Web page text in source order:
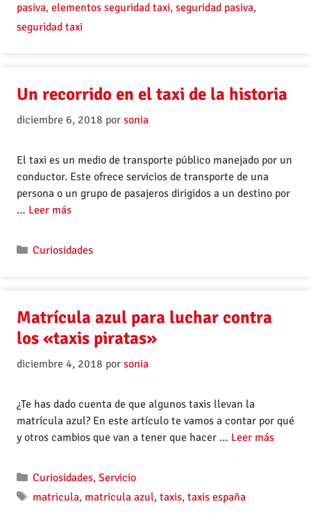
pasiva, elementos seguridad taxi, seguridad pasiva,
seguridad taxi
Un recorrido en el taxi de la historia
diciembre 6, 2018 por sonia
El taxi es un medio de transporte público manejado por un
conductor. Este ofrece servicios de transporte de una
persona o un grupo de pasajeros dirigidos a un destino por
… Leer más
Curiosidades
Matrícula azul para luchar contra
los «taxis piratas»
diciembre 4, 2018 por sonia
¿Te has dado cuenta de que algunos taxis llevan la
matrícula azul? En este artículo te vamos a contar por qué
y otros cambios que van a tener que hacer … Leer más
Curiosidades, Servicio
matricula, matricula azul, taxis, taxis españa